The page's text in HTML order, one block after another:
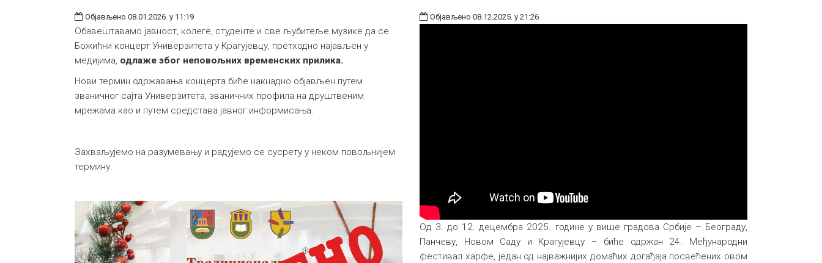
Објављено 08.01.2026. у 11:19
Обавештавамо јавност, колеге, студенте и све љубитеље музике да се
Божићни концерт Универзитета у Крагујевцу, претходно најављен у
медијима, одлаже због неповољних временских прилика.
Нови термин одржавања концерта биће накнадно објављен путем
званичног сајта Универзитета, званичних профила на друштвеним
мрежама као и путем средстава јавног информисања.
Захваљујемо на разумевању и радујемо се сусрету у неком повољнијем
термину.
Објављено 08.12.2025. у 21:26
Од 3. до 12. децембра 2025. године у више градова Србије – Београду,
Панчеву, Новом Саду и Крагујевцу – биће одржан 24. Међународни
фестивал харфе, један од најважнијих домаћих догађаја посвећених овом